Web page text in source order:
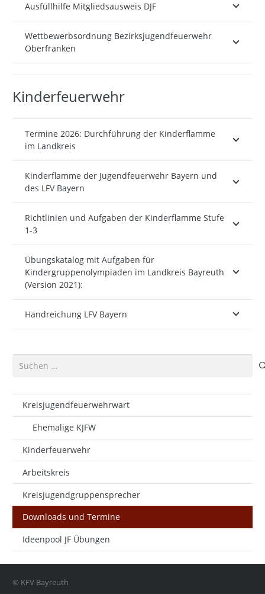
Ausfüllhilfe Mitgliedsausweis DJF
Wettbewerbsordnung Bezirksjugendfeuerwehr
Oberfranken
Kinderfeuerwehr
Termine 2026: Durchführung der Kinderflamme
im Landkreis
Kinderflamme der Jugendfeuerwehr Bayern und
des LFV Bayern
Richtlinien und Aufgaben der Kinderflamme Stufe
1-3
Übungskatalog mit Aufgaben für
Kindergruppenolympiaden im Landkreis Bayreuth
(Version 2021):
Handreichung LFV Bayern
nach:
Kreisjugendfeuerwehrwart
Ehemalige KJFW
Kinderfeuerwehr
Arbeitskreis
Kreisjugendgruppensprecher
Downloads und Termine
Ideenpool JF Übungen
© KFV Bayreuth